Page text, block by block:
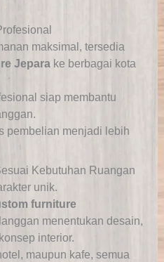
maksimal, tersedia
Jeparake berbagai kota
siap membantu
pembelian menjadi lebih
Kebutuhan Ruangan
unik.
furniture
menentukan desain,
interior.
maupun kafe, semua